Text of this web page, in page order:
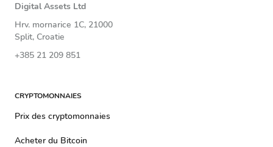
Digital Assets Ltd
Hrv. mornarice 1C, 21000
Split, Croatie
+385 21 209 851
CRYPTOMONNAIES
Prix ​​​​des cryptomonnaies
Acheter du Bitcoin